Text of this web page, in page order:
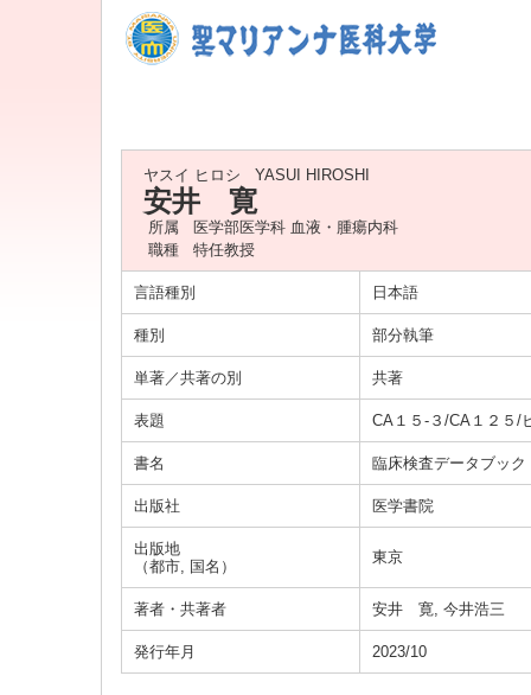
ヤスイ ヒロシ YASUI HIROSHI
安井 寛
所属
医学部医学科 血液・腫瘍内科
職種
特任教授
言語種別 日本語
種別 部分執筆
単著／共著の別 共著
表題 CA１５-３/CA１２５/
書名 臨床検査データブッ
出版社 医学書院
出版地
（都市, 国名）
東京
著者・共著者 安井 寛, 今井浩三
発行年月 2023/10